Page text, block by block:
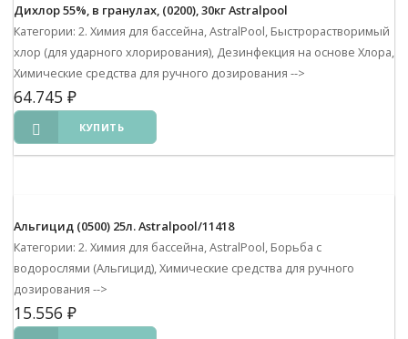
Дихлор 55%, в гранулах, (0200), 30кг Astralpool
Категории: 2. Химия для бассейна, AstralPool, Быстрорастворимый
хлор (для ударного хлорирования), Дезинфекция на основе Хлора,
Химические средства для ручного дозирования -->
64.745 ₽
КУПИТЬ
Альгицид (0500) 25л. Astralpool/11418
Категории: 2. Химия для бассейна, AstralPool, Борьба с
водорослями (Альгицид), Химические средства для ручного
дозирования -->
15.556 ₽